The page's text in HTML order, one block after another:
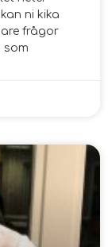
ni kika
frågor
som